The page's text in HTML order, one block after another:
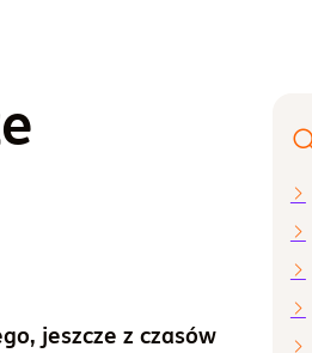
jeszcze z czasów